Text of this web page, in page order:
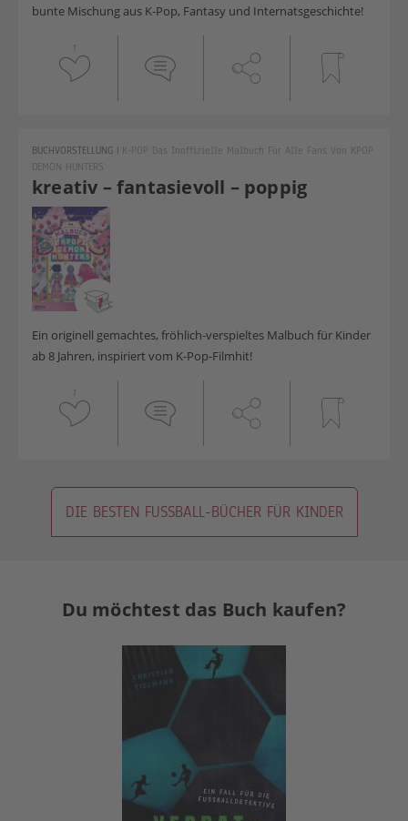
bunte Mischung aus K-Pop, Fantasy und Internatsgeschichte!
1
kreativ – fantasievoll – poppig
BUCHVORSTELLUNG | K-POP Das Inoffizielle Malbuch Für Alle Fans Von KPOP
DEMON HUNTERS
Ein originell gemachtes, fröhlich-verspieltes Malbuch für Kinder
ab 8 Jahren, inspiriert vom K-Pop-Filmhit!
1
DIE BESTEN FUSSBALL-BÜCHER FÜR KINDER
Du möchtest das Buch kaufen?